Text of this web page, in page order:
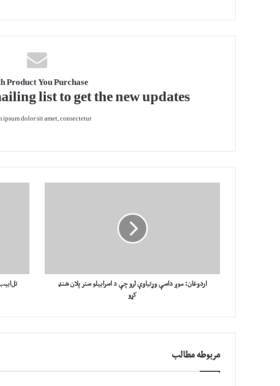
Product You Purchase
list to get the new updates!
ipsum dolor sit amet, consectetur.
م
ا
ړ
ت
اردوغان: موږ داسې وړتیاوې لرو چې د اسراییلو ستر پلان شنډ
کړو
ب
ل
ل
مربوطه مطالب